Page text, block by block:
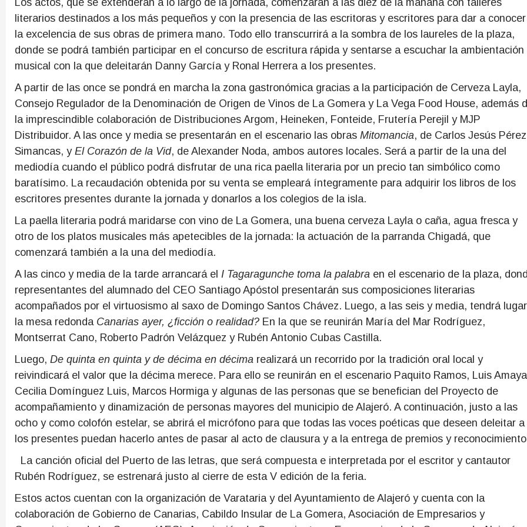
Los actos, que se extenderán a lo largo de la jornada, comenzarán a las diez de la mañana con talleres
literarios destinados a los más pequeños y con la presencia de las escritoras y escritores para dar a conocer
la excelencia de sus obras de primera mano. Todo ello transcurrirá a la sombra de los laureles de la plaza,
donde se podrá también participar en el concurso de escritura rápida y sentarse a escuchar la ambientación
musical con la que deleitarán Danny García y Ronal Herrera a los presentes.
A partir de las once se pondrá en marcha la zona gastronómica gracias a la participación de Cerveza Layla,
Consejo Regulador de la Denominación de Origen de Vinos de La Gomera y La Vega Food House, además
la imprescindible colaboración de Distribuciones Argom, Heineken, Fonteide, Frutería Perejil y MJP
Distribuidor. A las once y media se presentarán en el escenario las obras Mitomancia, de Carlos Jesús Pérez
Simancas, y El Corazón de la Vid, de Alexander Noda, ambos autores locales. Será a partir de la una del
mediodía cuando el público podrá disfrutar de una rica paella literaria por un precio tan simbólico como
baratísimo. La recaudación obtenida por su venta se empleará íntegramente para adquirir los libros de los
escritores presentes durante la jornada y donarlos a los colegios de la isla.
La paella literaria podrá maridarse con vino de La Gomera, una buena cerveza Layla o caña, agua fresca y
otro de los platos musicales más apetecibles de la jornada: la actuación de la parranda Chigadá, que
comenzará también a la una del mediodía.
A las cinco y media de la tarde arrancará el I Tagaragunche toma la palabra en el escenario de la plaza,
representantes del alumnado del CEO Santiago Apóstol presentarán sus composiciones literarias
acompañados por el virtuosismo al saxo de Domingo Santos Chávez. Luego, a las seis y media, tendrá lugar
la mesa redonda Canarias ayer, ¿ficción o realidad? En la que se reunirán María del Mar Rodríguez,
Montserrat Cano, Roberto Padrón Velázquez y Rubén Antonio Cubas Castilla.
Luego, De quinta en quinta y de décima en décima realizará un recorrido por la tradición oral local y
reivindicará el valor que la décima merece. Para ello se reunirán en el escenario Paquito Ramos, Luis
Cecilia Domínguez Luis, Marcos Hormiga y algunas de las personas que se benefician del Proyecto de
acompañamiento y dinamización de personas mayores del municipio de Alajeró. A continuación, justo a las
ocho y como colofón estelar, se abrirá el micrófono para que todas las voces poéticas que deseen deleitar a
los presentes puedan hacerlo antes de pasar al acto de clausura y a la entrega de premios y
La canción oficial del Puerto de las letras, que será compuesta e interpretada por el escritor y cantautor
Rubén Rodríguez, se estrenará justo al cierre de esta V edición de la feria.
Estos actos cuentan con la organización de Varataria y del Ayuntamiento de Alajeró y cuenta con la
colaboración de Gobierno de Canarias, Cabildo Insular de La Gomera, Asociación de Empresarios y